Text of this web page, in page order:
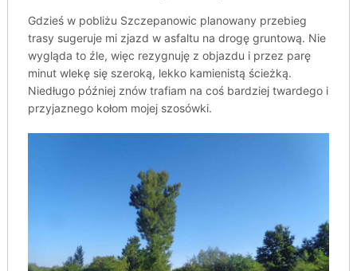
Gdzieś w pobliżu Szczepanowic planowany przebieg
trasy sugeruje mi zjazd w asfaltu na drogę gruntową. Nie
wygląda to źle, więc rezygnuję z objazdu i przez parę
minut wlekę się szeroką, lekko kamienistą ścieżką.
Niedługo później znów trafiam na coś bardziej twardego i
przyjaznego kołom mojej szosówki.